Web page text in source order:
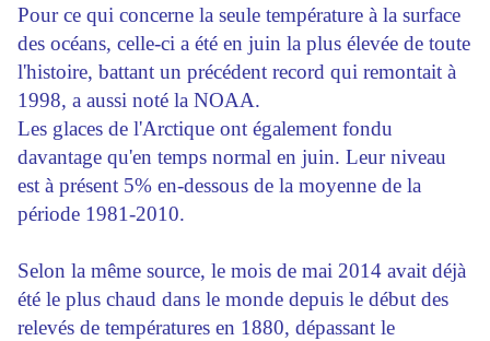
Pour ce qui concerne la seule température à la surface
des océans, celle-ci a été en juin la plus élevée de toute
l'histoire, battant un précédent record qui remontait à
1998, a aussi noté la NOAA.
Les glaces de l'Arctique ont également fondu
davantage qu'en temps normal en juin. Leur niveau
est à présent 5% en-dessous de la moyenne de la
période 1981-2010.
Selon la même source, le mois de mai 2014 avait déjà
été le plus chaud dans le monde depuis le début des
relevés de températures en 1880, dépassant le